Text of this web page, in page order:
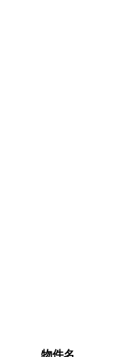
物件名